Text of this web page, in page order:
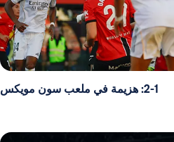
2-1: هزيمة في ملعب سون مويكس